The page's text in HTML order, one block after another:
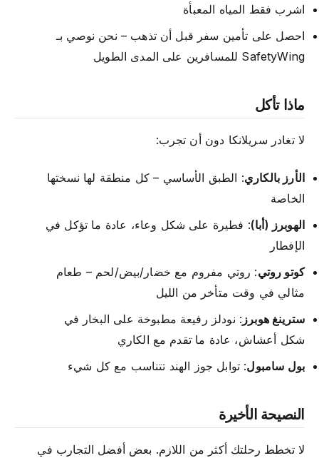
اشرب فقط المياه المعبأة
احصل على تأمين سفر قبل أن تذهب – نحن نوصي بـ
SafetyWing للمسافرين على المدى الطويل
ماذا تأكل
لا تغادر سريلانكا دون أن تجرب:
الأرز بالكاري: الطبق الأساسي – كل منطقة لها نسختها
الخاصة
الهوبرز (أبا): فطيرة على شكل وعاء، عادة ما تؤكل في
الإفطار
كوتو روتي: روتي مفروم مع خضار/بيض/لحم – طعام
مثالي في وقت متأخر من الليل
سترينغ هوبرز : نودلز رفيعة مطبوخة على البخار في
شكل أعشاش، عادة ما تقدم مع الكاري
بول سامبول: توابل جوز الهند تتناسب مع كل شيء
النصيحة الأخيرة
لا تخطط رحلتك أكثر من اللازم. بعض أفضل التجارب في